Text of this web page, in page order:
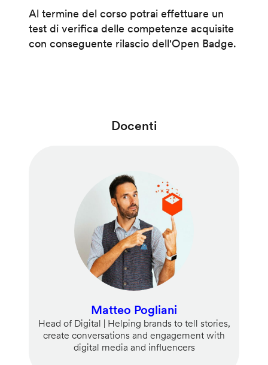
Al termine del corso potrai effettuare un
test di verifica delle competenze acquisite
con conseguente rilascio dell'Open Badge.
Docenti
Matteo Pogliani
Head of Digital | Helping brands to tell stories,
create conversations and engagement with
digital media and influencers